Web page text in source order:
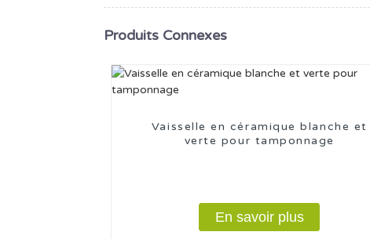
Produits Connexes
Vaisselle en céramique blanche et
verte pour tamponnage
En savoir plus